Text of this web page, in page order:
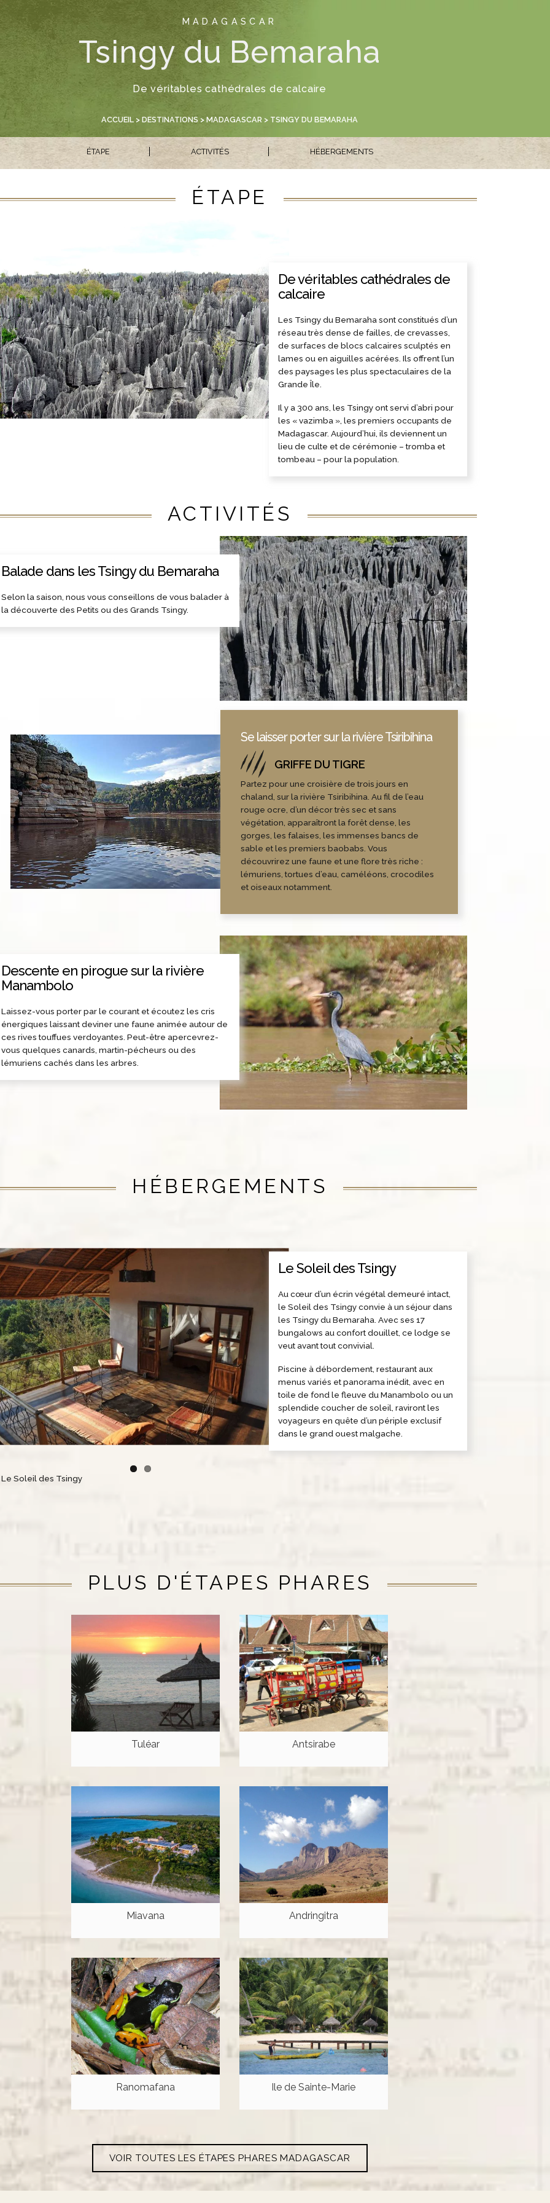
MADAGASCAR
Tsingy du Bemaraha
De véritables cathédrales de calcaire
ACCUEIL > DESTINATIONS > MADAGASCAR > TSINGY DU BEMARAHA
ÉTAPE ACTIVITÉS HÉBERGEMENTS
ÉTAPE
De véritables cathédrales de
calcaire
Les Tsingy du Bemaraha sont constitués d’un
réseau très dense de failles, de crevasses,
de surfaces de blocs calcaires sculptés en
lames ou en aiguilles acérées. Ils offrent l’un
des paysages les plus spectaculaires de la
Grande Île.
Il y a 300 ans, les Tsingy ont servi d’abri pour
les « vazimba », les premiers occupants de
Madagascar. Aujourd’hui, ils deviennent un
lieu de culte et de cérémonie – tromba et
tombeau – pour la population.
ACTIVITÉS
Balade dans les Tsingy du Bemaraha
Selon la saison, nous vous conseillons de vous balader à
la découverte des Petits ou des Grands Tsingy.
Se laisser porter sur la rivière Tsiribihina
Partez pour une croisière de trois jours en
chaland, sur la rivière Tsiribihina. Au fil de l’eau
rouge ocre, d’un décor très sec et sans
végétation, apparaîtront la forêt dense, les
gorges, les falaises, les immenses bancs de
sable et les premiers baobabs. Vous
découvrirez une faune et une flore très riche :
lémuriens, tortues d’eau, caméléons, crocodiles
et oiseaux notamment.
Descente en pirogue sur la rivière
Manambolo
Laissez-vous porter par le courant et écoutez les cris
énergiques laissant deviner une faune animée autour de
ces rives touffues verdoyantes. Peut-être apercevrez-
vous quelques canards, martin-pécheurs ou des
lémuriens cachés dans les arbres.
HÉBERGEMENTS
Soleil des Tsingy
Le Soleil des Tsingy
Au cœur d’un écrin végétal demeuré intact,
le Soleil des Tsingy convie à un séjour dans
les Tsingy du Bemaraha. Avec ses 17
bungalows au confort douillet, ce lodge se
veut avant tout convivial.
Piscine à débordement, restaurant aux
menus variés et panorama inédit, avec en
toile de fond le fleuve du Manambolo ou un
splendide coucher de soleil, raviront les
voyageurs en quête d’un périple exclusif
dans le grand ouest malgache.
PLUS D'ÉTAPES PHARES
Tuléar Antsirabe
Miavana Andringitra
Ranomafana Ile de Sainte-Marie
VOIR TOUTES LES ÉTAPES PHARES MADAGASCAR